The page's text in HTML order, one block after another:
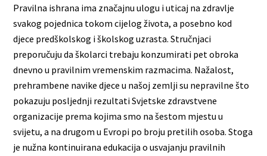
Pravilna ishrana ima značajnu ulogu i uticaj na zdravlje
svakog pojednica tokom cijelog života, a posebno kod
djece predškolskog i školskog uzrasta. Stručnjaci
preporučuju da školarci trebaju konzumirati pet obroka
dnevno u pravilnim vremenskim razmacima. Nažalost,
prehrambene navike djece u našoj zemlji su nepravilne što
pokazuju posljednji rezultati Svjetske zdravstvene
organizacije prema kojima smo na šestom mjestu u
svijetu, a na drugom u Evropi po broju pretilih osoba. Stoga
je nužna kontinuirana edukacija o usvajanju pravilnih